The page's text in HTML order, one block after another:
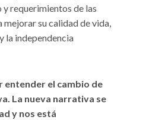
requerimientos de las
mejorar su calidad de vida,
la independencia
entender el cambio de
La nueva narrativa se
y nos está